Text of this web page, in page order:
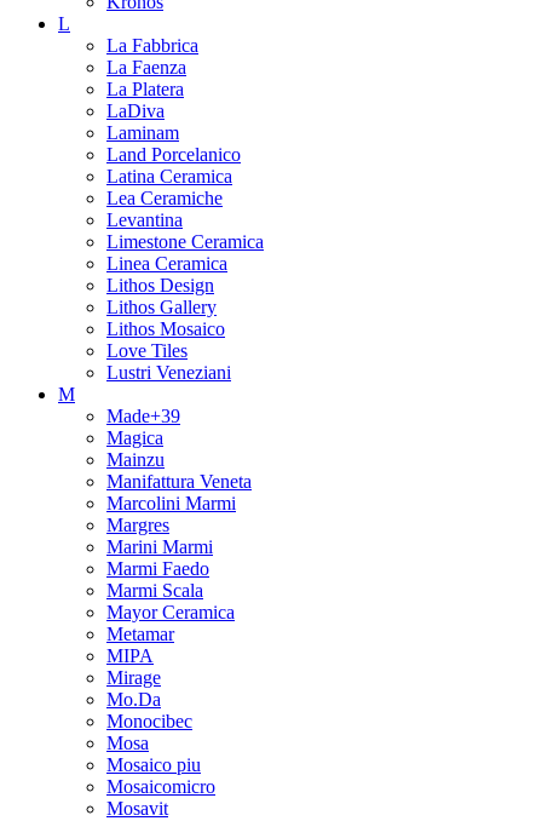
L
La Fabbrica
La Faenza
La Platera
LaDiva
Laminam
Land Porcelanico
Latina Ceramica
Lea Ceramiche
Levantina
Limestone Ceramica
Linea Ceramica
Lithos Design
Lithos Gallery
Lithos Mosaico
Love Tiles
Lustri Veneziani
M
Made+39
Magica
Mainzu
Manifattura Veneta
Marcolini Marmi
Margres
Marini Marmi
Marmi Faedo
Marmi Scala
Mayor Ceramica
Metamar
MIPA
Mirage
Mo.Da
Monocibec
Mosa
Mosaico piu
Mosaicomicro
Mosavit